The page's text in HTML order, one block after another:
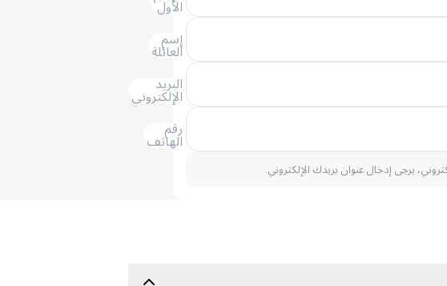
الأول
إسم
العائلة
البريد
الإلكتروني
رقم
الهاتف
يرجى إدخال عنوان بريدك الإلكتروني.